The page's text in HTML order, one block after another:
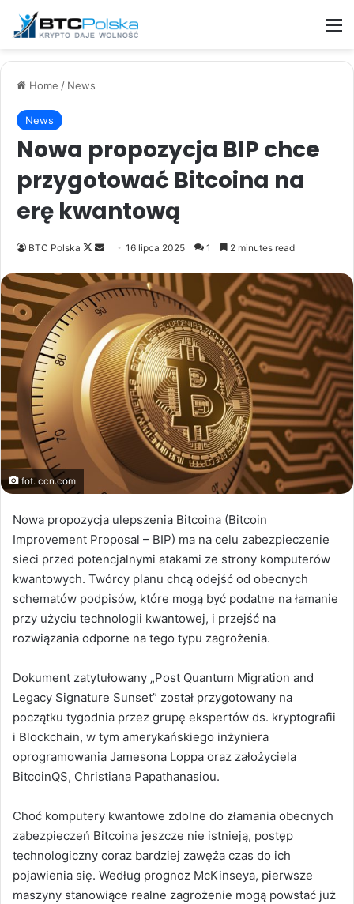
Home / News
News
Nowa propozycja BIP chce
przygotować Bitcoina na
erę kwantową
BTC Polska
Follow
X
Send
email
16 lipca 2025 1 2 minutes read
fot. ccn.com
Nowa propozycja ulepszenia Bitcoina (Bitcoin
Improvement Proposal – BIP) ma na celu zabezpieczenie
sieci przed potencjalnymi atakami ze strony komputerów
kwantowych. Twórcy planu chcą odejść od obecnych
schematów podpisów, które mogą być podatne na łamanie
przy użyciu technologii kwantowej, i przejść na
rozwiązania odporne na tego typu zagrożenia.
Dokument zatytułowany „Post Quantum Migration and
Legacy Signature Sunset” został przygotowany na
początku tygodnia przez grupę ekspertów ds. kryptografii
i Blockchain, w tym amerykańskiego inżyniera
oprogramowania Jamesona Loppa oraz założyciela
BitcoinQS, Christiana Papathanasiou.
Choć komputery kwantowe zdolne do złamania obecnych
zabezpieczeń Bitcoina jeszcze nie istnieją, postęp
technologiczny coraz bardziej zawęża czas do ich
pojawienia się. Według prognoz McKinseya, pierwsze
maszyny stanowiące realne zagrożenie mogą powstać już